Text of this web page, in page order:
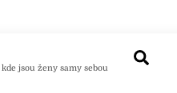
kde jsou ženy samy sebou